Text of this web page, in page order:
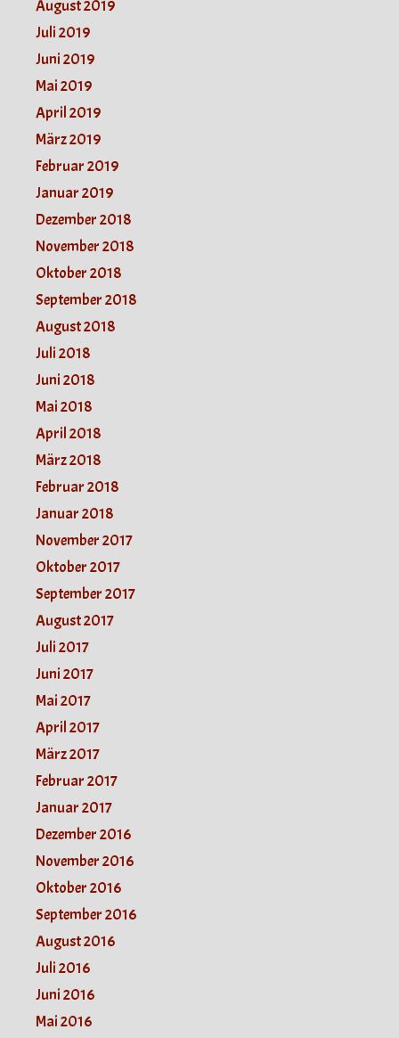
August 2019
Juli 2019
Juni 2019
Mai 2019
April 2019
März 2019
Februar 2019
Januar 2019
Dezember 2018
November 2018
Oktober 2018
September 2018
August 2018
Juli 2018
Juni 2018
Mai 2018
April 2018
März 2018
Februar 2018
Januar 2018
November 2017
Oktober 2017
September 2017
August 2017
Juli 2017
Juni 2017
Mai 2017
April 2017
März 2017
Februar 2017
Januar 2017
Dezember 2016
November 2016
Oktober 2016
September 2016
August 2016
Juli 2016
Juni 2016
Mai 2016